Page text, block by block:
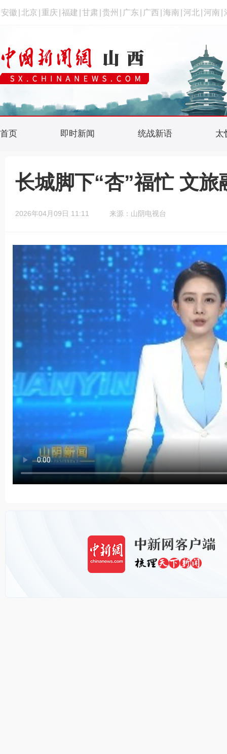
安徽 北京 重庆 福建 甘肃 贵州 广东 广西 海南 河北 河南
首页 即时新闻 统战新语 太
长城脚下“杏”福忙 文旅
2026年04月09日 11:11 来源：山阴电视台